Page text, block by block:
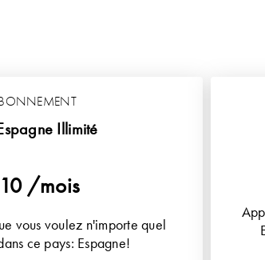
Illimité
/mois
vous voulez n'importe quel
ce pays: Espagne!